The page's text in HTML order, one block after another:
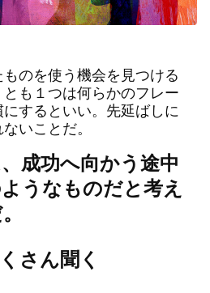
のを使う機会を見つける
も１つは何らかのフレー
するといい。先延ばしに
ないことだ。
成功へ向かう途中
うなものだと考え
さん聞く